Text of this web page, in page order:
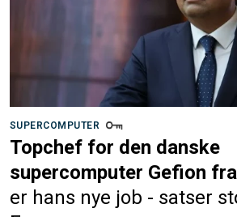
SUPERCOMPUTER
Topchef for den danske
supercomputer Gefion
er hans nye job - satser